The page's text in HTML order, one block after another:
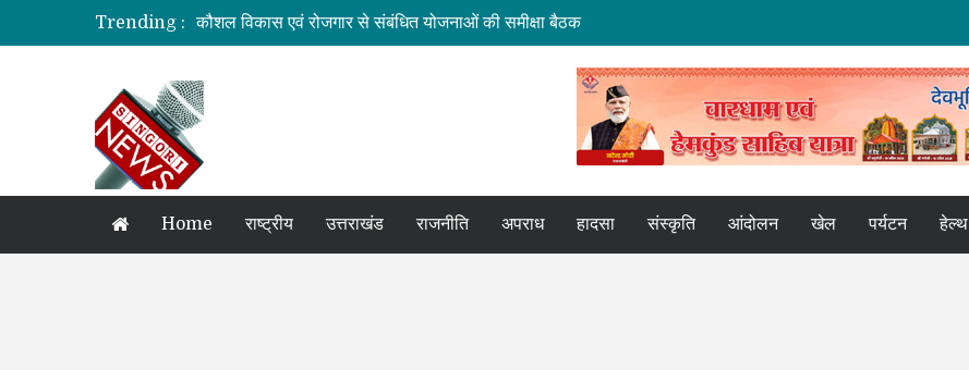
Trending :
कौशल विकास एवं रोजगार से संबंधित योजनाओं की समीक्षा बैठक
जिलाधिकारी की अध्यक्षता में आयोजित हुई वन भूमि हस्तांतरण की बैठक
बनबसा रेलवे स्टेशन पर अब रुकेगी अमृतसर–टनकपुर एक्सप्रेस
दुःखदः वाहन दुर्घटनाग्रस्त, पांच की मौत
Home राष्ट्रीय उत्तराखंड राजनीति अपराध हादसा संस्कृति आंदोलन खेल पर्यटन हेल्थ